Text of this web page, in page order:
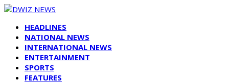
HEADLINES
NATIONAL NEWS
INTERNATIONAL NEWS
ENTERTAINMENT
SPORTS
FEATURES